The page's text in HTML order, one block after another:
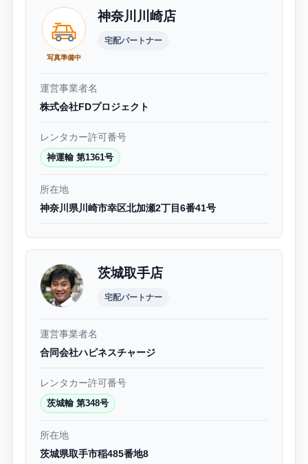
写真準備中
神奈川川崎店
宅配パートナー
運営事業者名
株式会社FDプロジェクト
レンタカー許可番号
神運輸 第1361号
所在地
神奈川県川崎市幸区北加瀬2丁目6番41号
茨城取手店
宅配パートナー
運営事業者名
合同会社ハピネスチャージ
レンタカー許可番号
茨城輸 第348号
所在地
茨城県取手市稲485番地8